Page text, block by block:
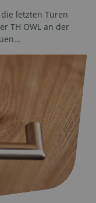
letzten Türen
TH OWL an der